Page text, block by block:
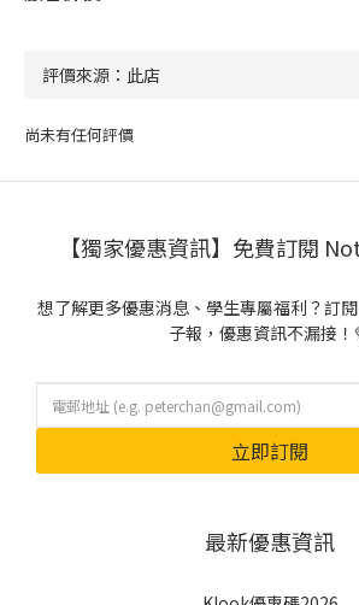
尚未有任何評價
【獨家優惠資訊】免費訂閱
想了解更多優惠消息、學生專屬福利？訂
子報，優惠資訊不漏接！
立即訂閱
最新優惠資訊